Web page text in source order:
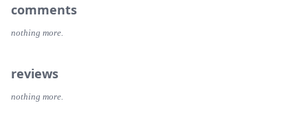
常
台灯、卫生间、汽车、避孕药、居民楼、锁……
幸好故事会结束，幸好噩梦会醒来！
《韩国时报》《出版商周刊》一致推荐！
comments
nothing more.
reviews
nothing more.